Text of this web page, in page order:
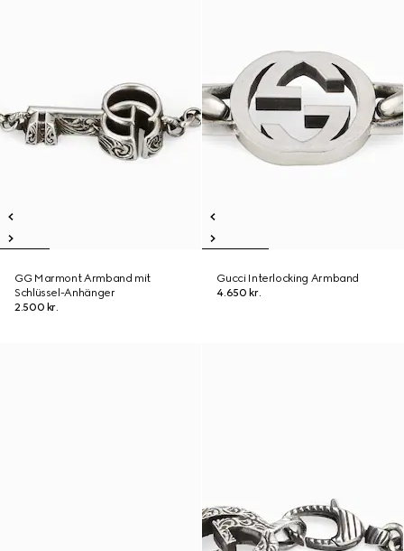
GG Marmont Armband mit
Schlüssel-Anhänger
2.500 kr.
Gucci Interlocking Armband
4.650 kr.